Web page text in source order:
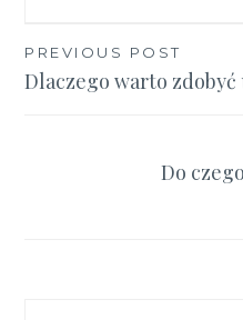
Nawigacja
wpisu
PREVIOUS POST
Dlaczego warto
Do